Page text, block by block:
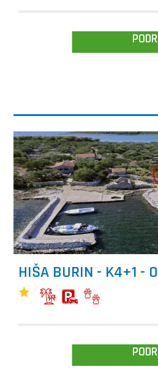
HIŠA BURIN - K4+1 -